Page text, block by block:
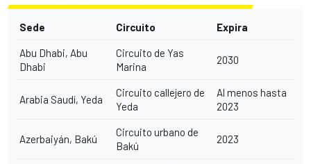
Sede Circuito Expira
Abu Dhabi, Abu
Dhabi
Circuito de Yas
Marina
2030
Arabia Saudí, Yeda
Circuito callejero de
Yeda
Al menos hasta
2023
Azerbaiyán, Bakú
Circuito urbano de
Bakú
2023